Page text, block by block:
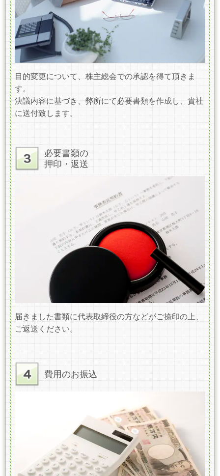
目的変更について、株主総会での承認を得て頂きま
す。
決議内容に基づき、弊所にて必要書類を作成し、貴社
に送付致します。
必要書類の
押印・返送
届きました書類に代表取締役の方などがご捺印の上、
ご返送ください。
費用のお振込